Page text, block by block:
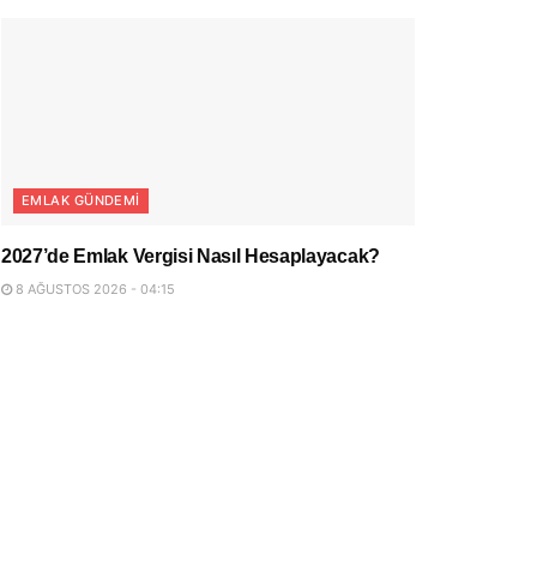
EMLAK GÜNDEMI
2027’de Emlak Vergisi Nasıl Hesaplayacak?
8 AĞUSTOS 2026 - 04:15